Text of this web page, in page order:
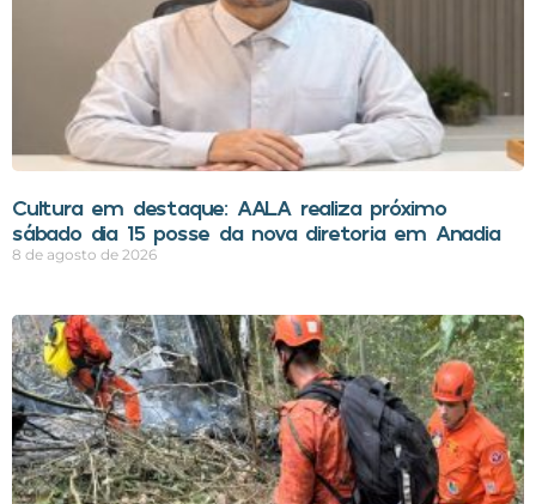
Cultura em destaque: AALA realiza próximo
sábado dia 15 posse da nova diretoria em Anadia
8 de agosto de 2026